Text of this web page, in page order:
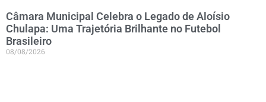
Câmara Municipal Celebra o Legado de Aloísio
Chulapa: Uma Trajetória Brilhante no Futebol
Brasileiro
08/08/2026